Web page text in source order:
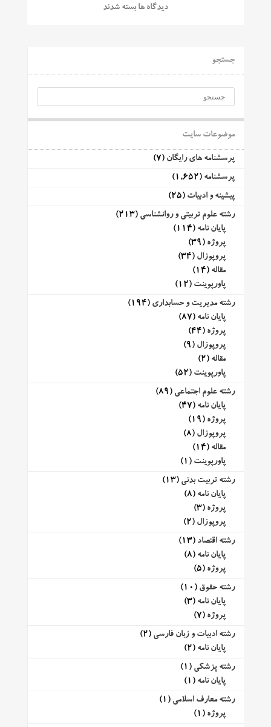
دیدگاه ها بسته شدند
جستجو
موضوعات سایت
پرسشنامه های رایگان (7)
پرسشنامه (1,652)
پیشینه و ادبیات (25)
رشته علوم تربیتی و روانشناسی (213)
پایان نامه (114)
پروژه (39)
پروپوزال (34)
مقاله (14)
پاورپوینت (12)
رشته مدیریت و حسابداری (194)
پایان نامه (87)
پروژه (44)
پروپوزال (9)
مقاله (2)
پاورپوینت (52)
رشته علوم اجتماعی (89)
پایان نامه (47)
پروژه (19)
پروپوزال (8)
مقاله (14)
پاورپوینت (1)
رشته تربیت بدنی (13)
پایان نامه (8)
پروژه (3)
پروپوزال (2)
رشته اقتصاد (13)
پایان نامه (8)
پروژه (5)
رشته حقوق (10)
پایان نامه (3)
پروژه (7)
رشته ادبیات و زبان فارسی (2)
پایان نامه (2)
رشته پزشکی (1)
پایان نامه (1)
رشته معارف اسلامی (1)
پروژه (1)